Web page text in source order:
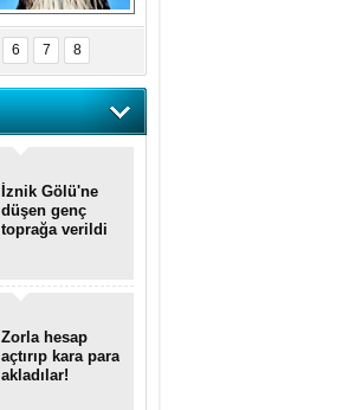
Balık Kartalı
Bursa’da
görüntülendi
6 7 8
İznik Gölü'ne
düşen genç
toprağa verildi
Zorla hesap
açtırıp kara para
akladılar!